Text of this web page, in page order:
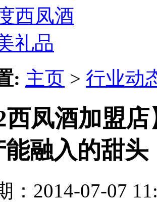
西凤酒
礼品
: 主页 > 行业动
西凤酒加盟
融入的甜头
：2014-07-07